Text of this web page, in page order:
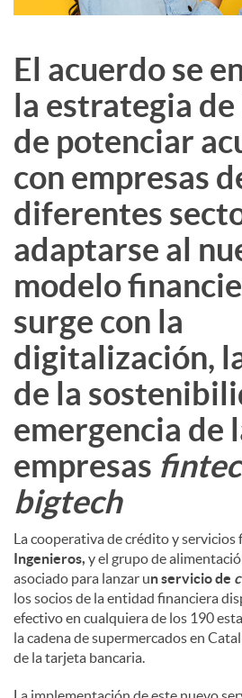
El acuerdo se
la estrategia
de potenciar
con empresas
diferentes
adaptarse al
modelo
surge con la
digitalización,
de la
emergencia de
empresas
bigtech
La cooperativa de crédito y servicios
Ingenieros, y el grupo de
asociado para lanzar un servicio de
los socios de la entidad financiera
efectivo en cualquiera de los 190
la cadena de supermercados en
de la tarjeta bancaria.